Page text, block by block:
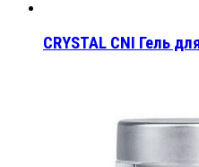
CRYSTAL CNI Гель